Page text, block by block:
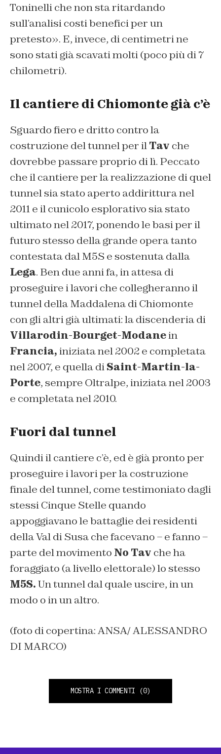
Toninelli che non sta ritardando
sull’analisi costi benefici per un
pretesto». E, invece, di centimetri ne
sono stati già scavati molti (poco più di 7
chilometri).
Il cantiere di Chiomonte già c’è
Sguardo fiero e dritto contro la
costruzione del tunnel per ilTav che
dovrebbe passare proprio di lì. Peccato
che il cantiere per la realizzazione di quel
tunnel sia stato aperto addirittura nel
2011 e il cunicolo esplorativo sia stato
ultimato nel 2017, ponendo le basi per il
futuro stesso della grande opera tanto
contestata dal M5S e sostenuta dalla
Lega. Ben due anni fa, in attesa di
proseguire i lavori che collegheranno il
tunnel della Maddalena di Chiomonte
con gli altri già ultimati: la discenderia di
Villarodin-Bourget-Modanein
Francia,iniziata nel 2002 e completata
nel 2007, e quella diSaint-Martin-la-
Porte, sempre Oltralpe, iniziata nel 2003
e completata nel 2010.
Fuori dal tunnel
Quindi il cantiere c’è, ed è già pronto per
proseguire i lavori per la costruzione
finale del tunnel, come testimoniato dagli
stessi Cinque Stelle quando
appoggiavano le battaglie dei residenti
della Val di Susa che facevano – e fanno –
parte del movimento No Tav che ha
foraggiato (a livello elettorale) lo stesso
M5S.Un tunnel dal quale uscire, in un
modo o in un altro.
(foto di copertina: ANSA/ ALESSANDRO
DI MARCO)
MOSTRA I COMMENTI (0)